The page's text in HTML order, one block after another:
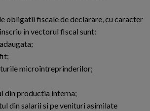
obligatii fiscale de declarare, cu caracter
in vectorul fiscal sunt:
microîntreprinderilor;
din productia interna;
din salarii si pe venituri asimilate